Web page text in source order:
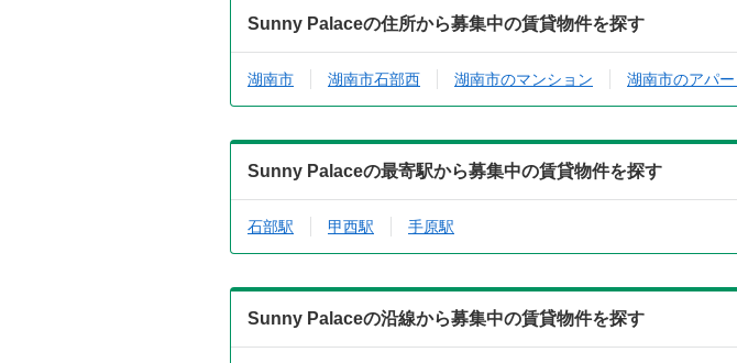
Sunny Palaceの住所から募集中の賃貸物件を探す
湖南市 湖南市石部西 湖南市のマンション 湖南市のアパー
Sunny Palaceの最寄駅から募集中の賃貸物件を探す
石部駅 甲西駅 手原駅
Sunny Palaceの沿線から募集中の賃貸物件を探す